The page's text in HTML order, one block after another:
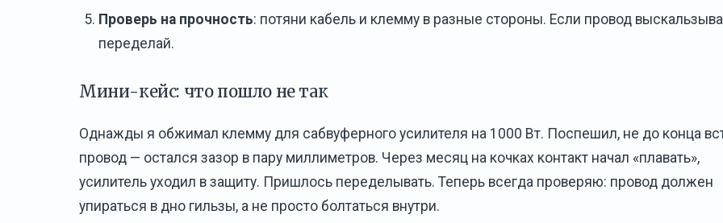
Проверь на прочность: потяни кабель и клемму в разные стороны. Если провод
переделай.
Мини-кейс: что пошло не так
Однажды я обжимал клемму для сабвуферного усилителя на 1000 Вт. Поспешил, не до конца
провод — остался зазор в пару миллиметров. Через месяц на кочках контакт начал «плавать»,
усилитель уходил в защиту. Пришлось переделывать. Теперь всегда проверяю: провод должен
упираться в дно гильзы, а не просто болтаться внутри.